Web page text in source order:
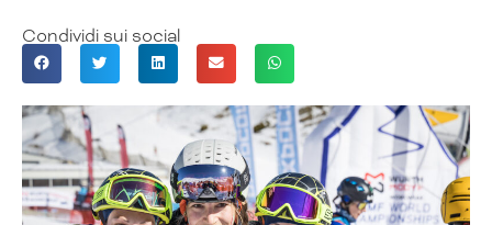
Condividi sui social